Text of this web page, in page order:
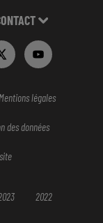
Mentions légales
des données
2022